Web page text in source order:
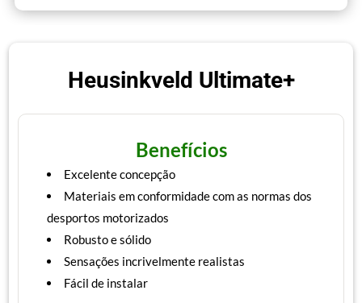
Heusinkveld Ultimate+
Benefícios
Excelente concepção
Materiais em conformidade com as normas dos
desportos motorizados
Robusto e sólido
Sensações incrivelmente realistas
Fácil de instalar